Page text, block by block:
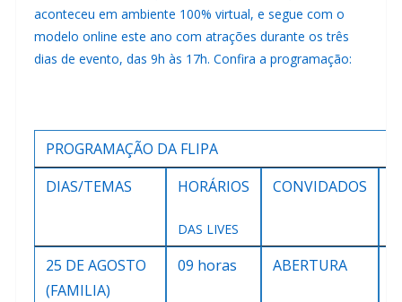
aconteceu em ambiente 100% virtual, e segue com o
modelo online este ano com atrações durante os três
dias de evento, das 9h às 17h. Confira a programação:
PROGRAMAÇÃO DA FLIPA
DIAS/TEMAS
HORÁRIOS
DAS LIVES
CONVIDADOS
25 DE AGOSTO
(FAMILIA)
09 horas ABERTURA